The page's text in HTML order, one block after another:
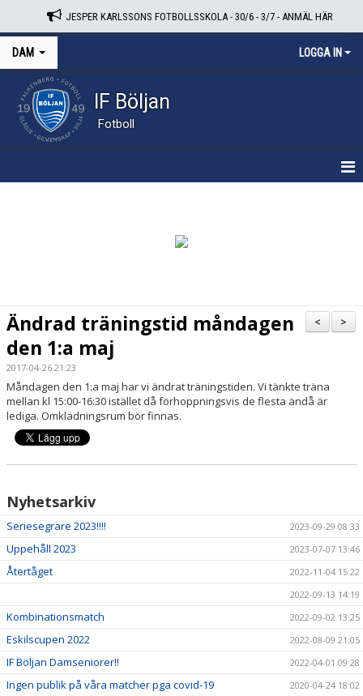
JESPER KARLSSONS FOTBOLLSSKOLA - 30/6 - 3/7 - ANMÄL HÄR
DAM LOGGA IN
IF Böljan
Fotboll
BILDGALLERI
DOKUMENT
KONTAKT
MATCHER
>
<
Ändrad träningstid måndagen
den 1:a maj
2017-04-26 21:23
Måndagen den 1:a maj har vi ändrat träningstiden. Vi tänkte träna
mellan kl 15:00-16:30 istället då förhoppningsvis de flesta ändå är
lediga. Omklädningsrum bör finnas.
Nyhetsarkiv
Seriesegrare 2023!!!! 2023-09-29 08:33
Uppehåll 2023 2023-07-07 13:46
Återtåget
2022-11-04 15:22
2022-09-13 14:19
Kombinationsmatch 2022-09-02 13:25
Eskilscupen 2022 2022-08-09 21:05
IF Böljan Damseniorer!! 2022-04-01 09:28
Ingen publik på våra matcher pga covid-19 2020-04-24 18:02